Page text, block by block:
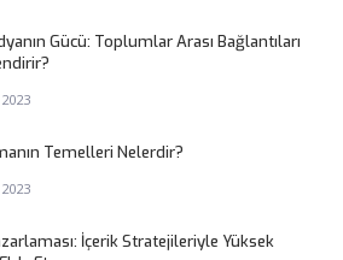
Gücü: Toplumlar Arası Bağlantıları
Temelleri Nelerdir?
İçerik Stratejileriyle Yüksek